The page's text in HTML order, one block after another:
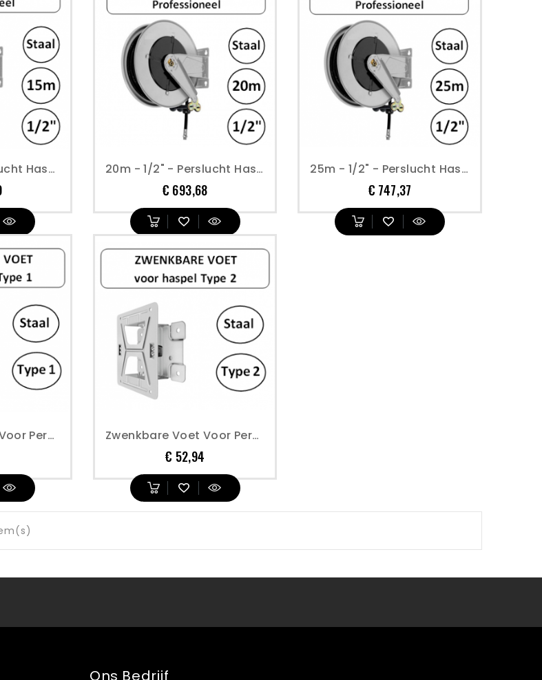
15m - 1/2" - Perslucht Haspel - Open Model - Geverfd Staal - Type 1
Prijs
20m - 1/2" - Perslucht Haspel - Open Model - Geverfd Staal - Type 2
€ 693,68Prijs
25m - 1/2" - Perslucht Haspel - Open Model - Geverfd Staal - Type 2
€ 747,37
Zwenkbare Voet Voor Perslucht Haspels Open Model Geverfd Staal - Type 1 Zwenkbare Voet Voor Perslucht Haspels Open Model Geverfd Staal - Type 2
€ 52,94
Ons Bedrijf